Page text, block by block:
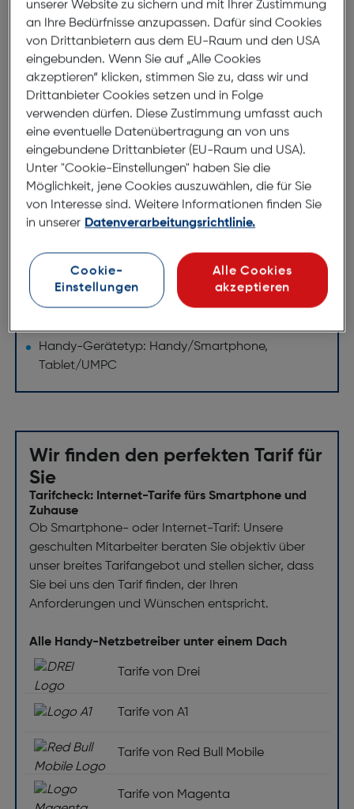
hält Dein Smartphone fest im Griff
Handyhalterung einfach aufkleben und ausziehen
einhändig Nachrichten schreiben & gelungene
Selfies schießen
ideal als Stativ- zum Schauen von Videos
PopTop ist austauschbar
PopTop abnehmbar – kompatibel mit kabellosem
laden
Kompatibel mit PopSockets Halterungen (Mount,
Vent Mount etc.)
Technische Daten
Design
Handy-Gerätetyp: Handy/Smartphone,
Tablet/UMPC
Wir finden den perfekten Tarif für
Sie
Tarifcheck: Internet-Tarife fürs Smartphone und
Zuhause
Ob Smartphone- oder Internet-Tarif: Unsere
geschulten Mitarbeiter beraten Sie objektiv über
unser breites Tarifangebot und stellen sicher, dass
Sie bei uns den Tarif finden, der Ihren
Anforderungen und Wünschen entspricht.
Alle Handy-Netzbetreiber unter einem Dach
Tarife von Drei
Tarife von A1
Tarife von Red Bull Mobile
Tarife von Magenta
unserer Website zu sichern und mit Ihrer Zustimmung
an Ihre Bedürfnisse anzupassen. Dafür sind Cookies
von Drittanbietern aus dem EU-Raum und den USA
eingebunden. Wenn Sie auf „Alle Cookies
akzeptieren“ klicken, stimmen Sie zu, dass wir und
Drittanbieter Cookies setzen und in Folge
verwenden dürfen. Diese Zustimmung umfasst auch
eine eventuelle Datenübertragung an von uns
eingebundene Drittanbieter (EU-Raum und USA).
Unter "Cookie-Einstellungen" haben Sie die
Möglichkeit, jene Cookies auszuwählen, die für Sie
von Interesse sind. Weitere Informationen finden Sie
in unserer Datenverarbeitungsrichtlinie.
Cookie-
Einstellungen
Alle Cookies
akzeptieren